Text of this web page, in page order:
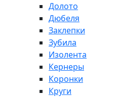
Долото
Дюбеля
Заклепки
Зубила
Изолента
Кернеры
Коронки
Круги